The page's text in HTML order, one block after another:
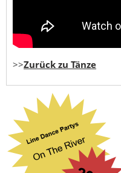
>>Zurück zu Tänze